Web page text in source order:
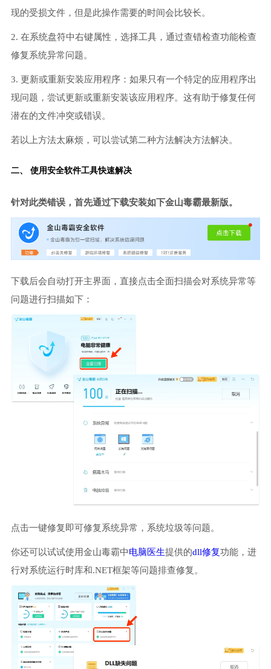
现的受损文件，但是此操作需要的时间会比较长。
2. 在系统盘符中右键属性，选择工具，通过查错检查功能检查
修复系统异常问题。
3. 更新或重新安装应用程序：如果只有一个特定的应用程序出
现问题，尝试更新或重新安装该应用程序。这有助于修复任何
潜在的文件冲突或错误。
若以上方法太麻烦，可以尝试第二种方法解决方法解决。
二、 使用安全软件工具快速解决
针对此类错误，首先通过下载安装如下金山毒霸最新版。
下载后会自动打开主界面，直接点击全面扫描会对系统异常等
问题进行扫描如下：
点击一键修复即可修复系统异常，系统垃圾等问题。
你还可以试试使用金山毒霸中电脑医生提供的dll修复功能，进
行对系统运行时库和.NET框架等问题排查修复。